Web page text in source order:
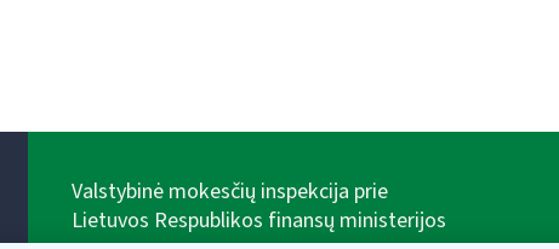
Valstybinė mokesčių inspekcija prie
Lietuvos Respublikos finansų ministerijos